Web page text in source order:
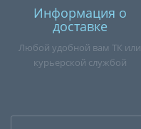
Информация о
доставке
Любой удобной вам ТК или
курьерской службой